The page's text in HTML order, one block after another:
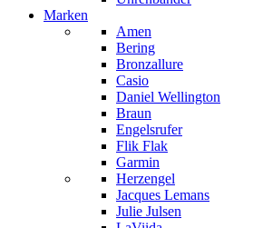
Marken
Amen
Bering
Bronzallure
Casio
Daniel Wellington
Braun
Engelsrufer
Flik Flak
Garmin
Herzengel
Jacques Lemans
Julie Julsen